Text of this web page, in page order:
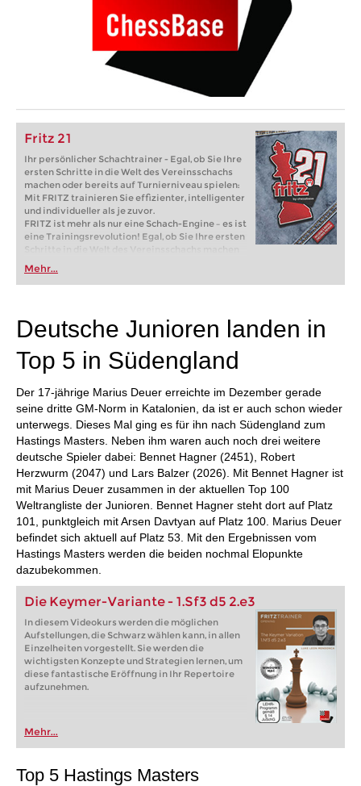
Fritz 21
Ihr persönlicher Schachtrainer - Egal, ob Sie Ihre
ersten Schritte in die Welt des Vereinsschachs
machen oder bereits auf Turnierniveau spielen:
Mit FRITZ trainieren Sie effizienter, intelligenter
und individueller als je zuvor.
FRITZ ist mehr als nur eine Schach-Engine – es ist
eine Trainingsrevolution! Egal, ob Sie Ihre ersten
Schritte in die Welt des Vereinsschachs machen
oder bereits auf Turnierniveau spielen: Mit
FRITZ trainieren Sie effizienter, intelligenter und
individueller als je zuvor.
Mehr...
Deutsche Junioren landen in
Top 5 in Südengland
Der 17-jährige Marius Deuer erreichte im Dezember gerade
seine dritte GM-Norm in Katalonien, da ist er auch schon wieder
unterwegs. Dieses Mal ging es für ihn nach Südengland zum
Hastings Masters. Neben ihm waren auch noch drei weitere
deutsche Spieler dabei: Bennet Hagner (2451), Robert
Herzwurm (2047) und Lars Balzer (2026). Mit Bennet Hagner ist
mit Marius Deuer zusammen in der aktuellen Top 100
Weltrangliste der Junioren. Bennet Hagner steht dort auf Platz
101, punktgleich mit Arsen Davtyan auf Platz 100. Marius Deuer
befindet sich aktuell auf Platz 53. Mit den Ergebnissen vom
Hastings Masters werden die beiden nochmal Elopunkte
dazubekommen.
Die Keymer-Variante - 1.Sf3 d5 2.e3
In diesem Videokurs werden die möglichen
Aufstellungen, die Schwarz wählen kann, in allen
Einzelheiten vorgestellt. Sie werden die
wichtigsten Konzepte und Strategien lernen, um
diese fantastische Eröffnung in Ihr Repertoire
aufzunehmen.
Mehr...
Top 5 Hastings Masters